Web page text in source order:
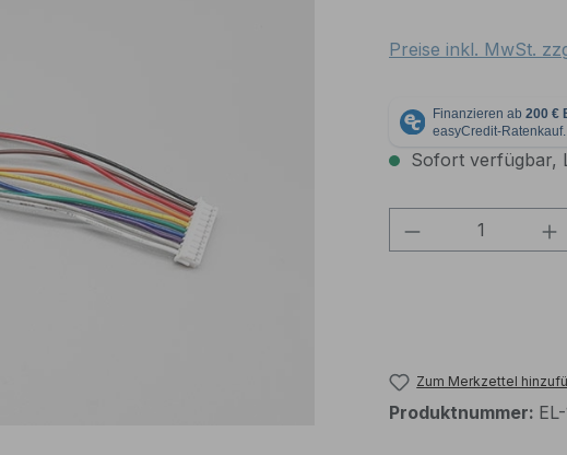
Preise inkl. MwSt.
Sofort verfügbar,
Produkt
Zum Merkzettel
Produktnummer: